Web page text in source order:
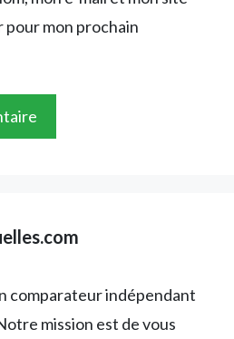
pour mon prochain
comparateur indépendant
mission est de vous